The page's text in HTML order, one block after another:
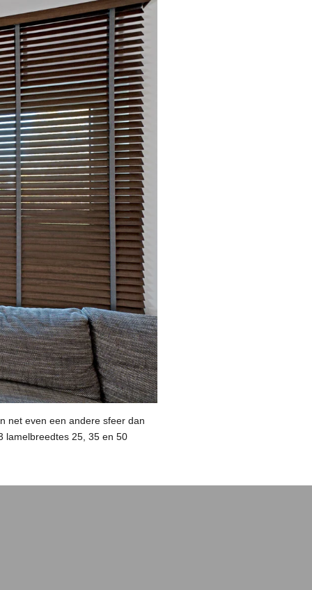
net even een andere sfeer dan
lamelbreedtes 25, 35 en 50